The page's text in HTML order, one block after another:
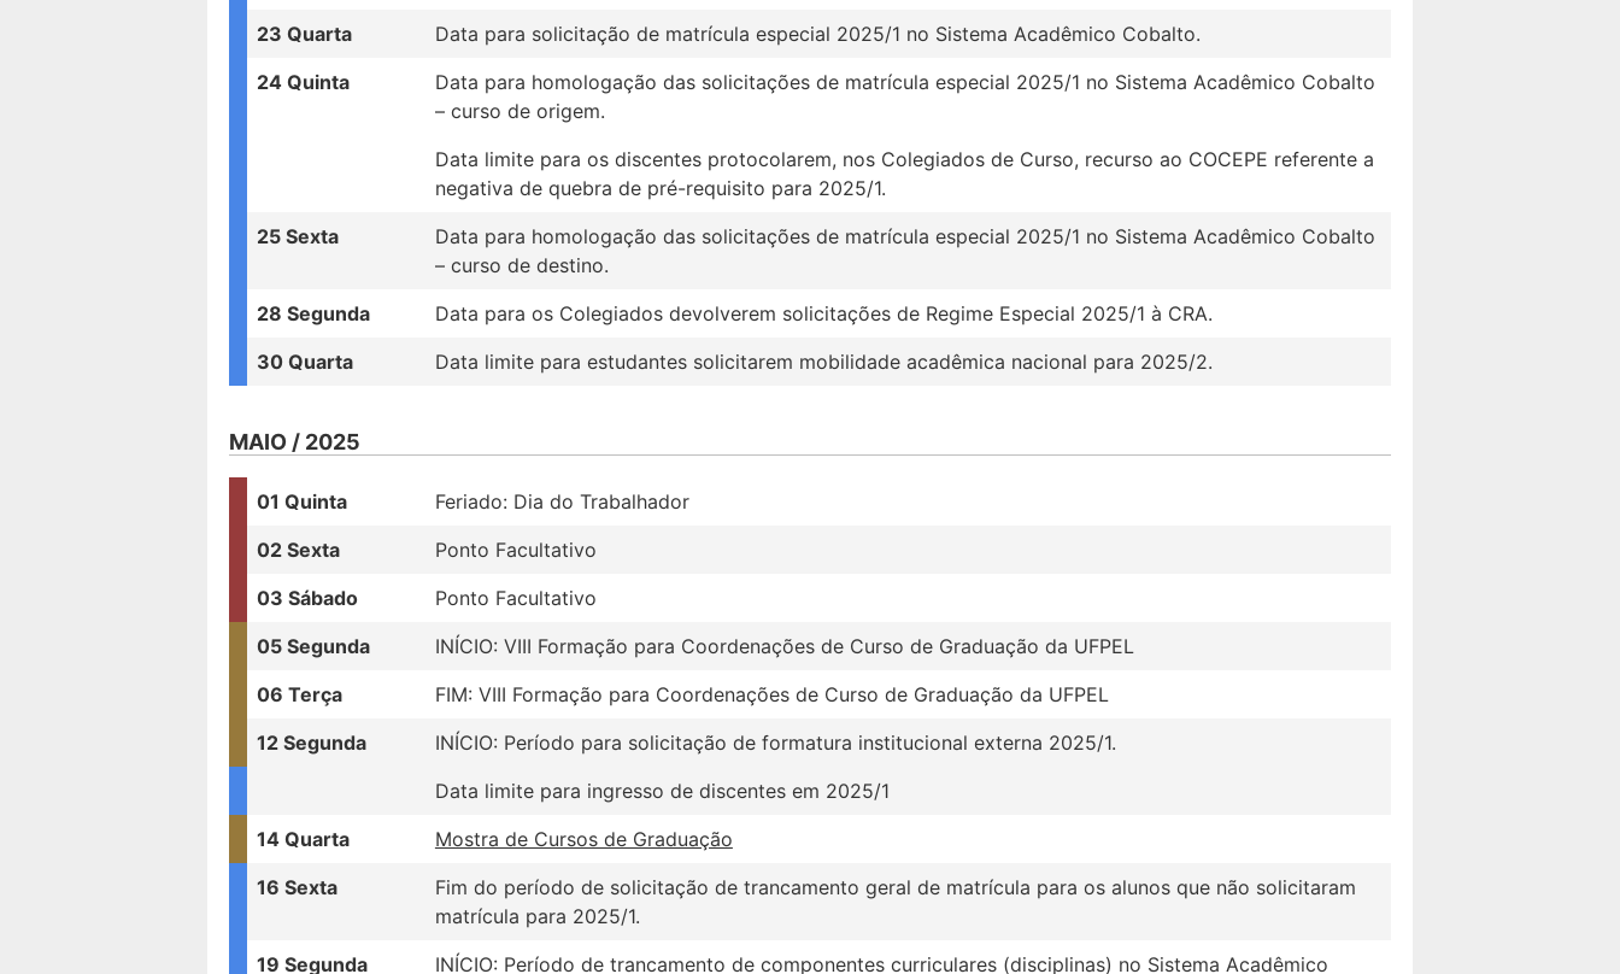
23 Quarta
Data para solicitação de matrícula especial 2025/1 no Sistema Acadêmico Cobalto.
24 Quinta
Data para homologação das solicitações de matrícula especial 2025/1 no Sistema Acadêmico Cobalto
– curso de origem.
Data limite para os discentes protocolarem, nos Colegiados de Curso, recurso ao COCEPE referente a
negativa de quebra de pré-requisito para 2025/1.
25 Sexta
Data para homologação das solicitações de matrícula especial 2025/1 no Sistema Acadêmico Cobalto
– curso de destino.
28 Segunda
Data para os Colegiados devolverem solicitações de Regime Especial 2025/1 à CRA.
30 Quarta
Data limite para estudantes solicitarem mobilidade acadêmica nacional para 2025/2.
MAIO / 2025
01 Quinta
Feriado: Dia do Trabalhador
02 Sexta
Ponto Facultativo
03 Sábado
Ponto Facultativo
05 Segunda
INÍCIO: VIII Formação para Coordenações de Curso de Graduação da UFPEL
06 Terça
FIM: VIII Formação para Coordenações de Curso de Graduação da UFPEL
12 Segunda
INÍCIO: Período para solicitação de formatura institucional externa 2025/1.
Data limite para ingresso de discentes em 2025/1
14 Quarta
Mostra de Cursos de Graduação
16 Sexta
Fim do período de solicitação de trancamento geral de matrícula para os alunos que não solicitaram
matrícula para 2025/1.
19 Segunda
INÍCIO: Período de trancamento de componentes curriculares (disciplinas) no Sistema Acadêmico